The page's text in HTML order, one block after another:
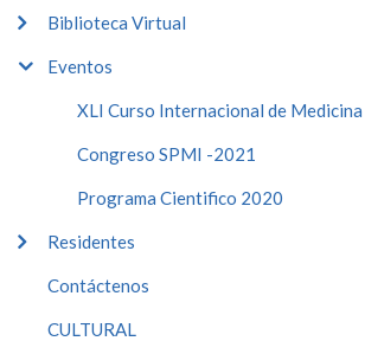
Biblioteca Virtual
Eventos
XLI Curso Internacional de
Congreso SPMI -2021
Programa Cientifico 2020
Residentes
Contáctenos
CULTURAL